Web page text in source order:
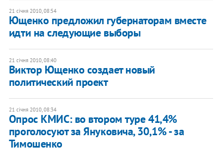
21 січня 2010, 08:54
Ющенко предложил губернаторам вместе
идти на следующие выборы
21 січня 2010, 08:40
Виктор Ющенко создает новый
политический проект
21 січня 2010, 08:34
Опрос КМИС: во втором туре 41,4%
проголосуют за Януковича, 30,1% - за
Тимошенко